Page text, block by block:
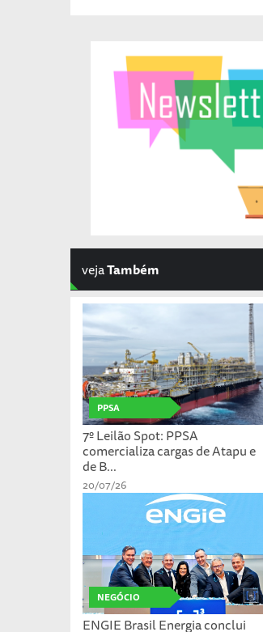
vejaTambém
PPSA
7º Leilão Spot: PPSA
comercializa cargas de Atapu e
de B...
20/07/26
NEGÓCIO
ENGIE Brasil Energia conclui